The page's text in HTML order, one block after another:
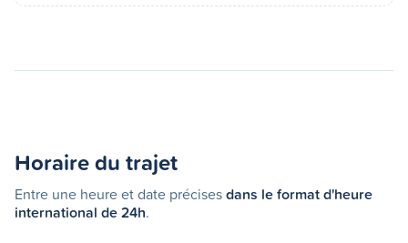
Horaire du trajet
Entre une heure et date précisesdans le format d'heure
international de 24h.